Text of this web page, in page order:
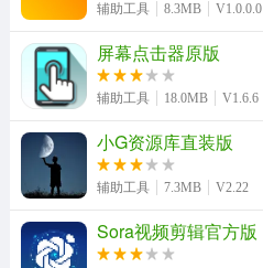
瘦瘦官安卓直装版
辅助工具 8.3MB V1.0.0.0
屏幕点击器原版
辅助工具 18.0MB V1.6.6
小G资源库直装版
辅助工具 7.3MB V2.22
Sora视频剪辑官方版